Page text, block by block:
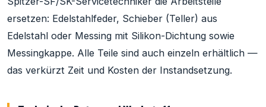
ersetzen: Edelstahlfeder, Schieber (Teller) aus
Edelstahl oder Messing mit Silikon-Dichtung sowie
Messingkappe. Alle Teile sind auch einzeln erhältlich —
das verkürzt Zeit und Kosten der Instandsetzung.